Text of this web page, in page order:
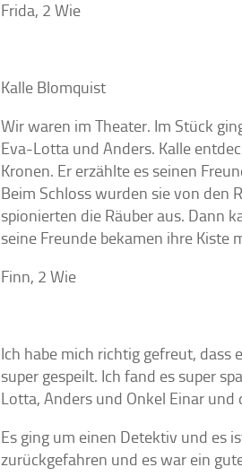
Frida, 2 Wie
Kalle Blomquist
Wir waren im Theater. Im Stück
Eva-Lotta und Anders. Kalle
Kronen. Er erzählte es seinen
Beim Schloss wurden sie von den
spionierten die Räuber aus. Dann
seine Freunde bekamen ihre Kiste
Finn, 2 Wie
Ich habe mich richtig gefreut, dass
super gespeilt. Ich fand es super
Lotta, Anders und Onkel Einar und
Es ging um einen Detektiv und es
zurückgefahren und es war ein